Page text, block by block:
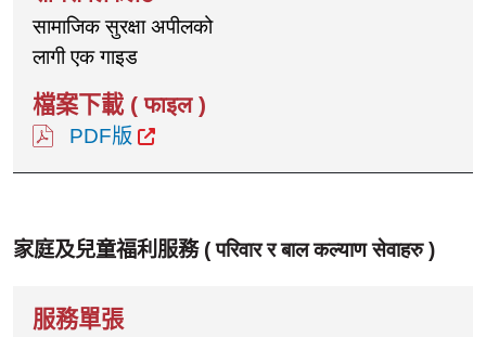
सामाजिक सुरक्षा अपीलको
लागी एक गाइड
PDF版
家庭及兒童福利服務 (परिवार र बाल कल्याण सेवाहरु)